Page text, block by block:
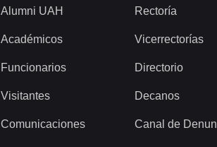
Alumni UAH
Académicos
Funcionarios
Visitantes
Comunicaciones
Rectoría
Vicerrectorías
Directorio
Decanos
Canal de